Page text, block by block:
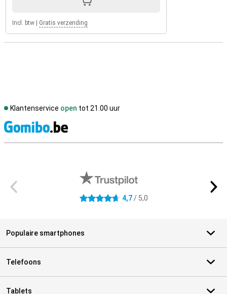
Incl. btw Gratis verzending
Klantenservice open tot 21.00 uur
4.7 sterren 4,7/ 5,0
Populaire smartphones
Telefoons
Tablets